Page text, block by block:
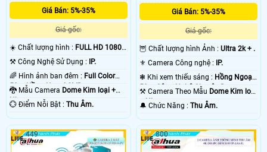
Giá Bán: 5%-35%
Giá gốc:
☀️ Chất lượng hình : FULL HD 1080P
.
⚒ Công Nghệ Sử Dụng :
IP.
🌈 Hình ảnh ban đêm : Full Color
50m Hồng Ngoại SMD.
🐉️ Mẫu Camera Dome Kim loại +
Nhựa.
️💮 Điểm Nỗi Bật : Thu Âm.
Giá Bán: 5%-35%
Giá gốc:
🦉 Chất lượng hình Ảnh :Ultra 2k + .
⚜️ Camera Công nghệ :
IP.
❃ Khi xem thiếu sáng : Hồng Ngoại
50m Công Nghệ Chuyên Dụng.
⚒ Camera Theo Mẫu Dome Kim loại
+ Nhựa.
️🔔 Chức Năng :Thu Âm.
449 800